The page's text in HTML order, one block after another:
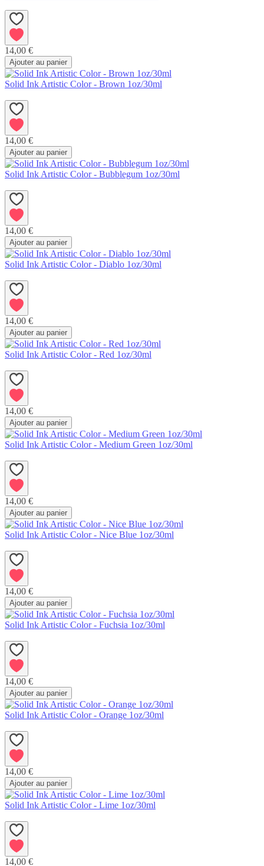
14,00 €
Ajouter au panier
Solid Ink Artistic Color - Brown 1oz/30ml
14,00 €
Ajouter au panier
Solid Ink Artistic Color - Bubblegum 1oz/30ml
14,00 €
Ajouter au panier
Solid Ink Artistic Color - Diablo 1oz/30ml
14,00 €
Ajouter au panier
Solid Ink Artistic Color - Red 1oz/30ml
14,00 €
Ajouter au panier
Solid Ink Artistic Color - Medium Green 1oz/30ml
14,00 €
Ajouter au panier
Solid Ink Artistic Color - Nice Blue 1oz/30ml
14,00 €
Ajouter au panier
Solid Ink Artistic Color - Fuchsia 1oz/30ml
14,00 €
Ajouter au panier
Solid Ink Artistic Color - Orange 1oz/30ml
14,00 €
Ajouter au panier
Solid Ink Artistic Color - Lime 1oz/30ml
14,00 €